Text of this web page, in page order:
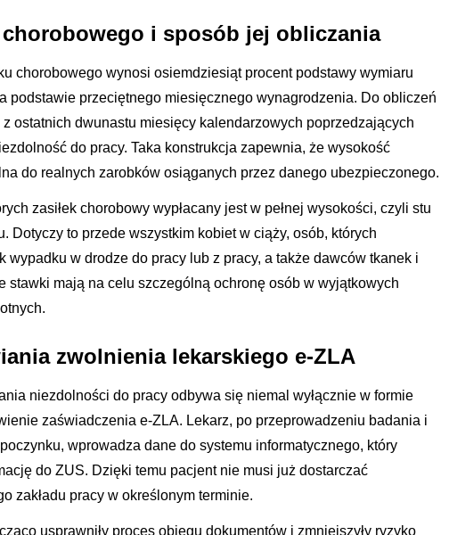
chorobowego i sposób jej obliczania
chorobowego wynosi osiemdziesiąt procent podstawy wymiaru
podstawie przeciętnego miesięcznego wynagrodzenia. Do obliczeń
ostatnich dwunastu miesięcy kalendarzowych poprzedzających
do pracy. Taka konstrukcja zapewnia, że wysokość
do realnych zarobków osiąganych przez danego ubezpieczonego.
zasiłek chorobowy wypłacany jest w pełnej wysokości, czyli stu
Dotyczy to przede wszystkim kobiet w ciąży, osób, których
wypadku w drodze do pracy lub z pracy, a także dawców tkanek i
stawki mają na celu szczególną ochronę osób w wyjątkowych
zwolnienia lekarskiego e-ZLA
niezdolności do pracy odbywa się niemal wyłącznie w formie
zaświadczenia e-ZLA. Lekarz, po przeprowadzeniu badania i
wprowadza dane do systemu informatycznego, który
do ZUS. Dzięki temu pacjent nie musi już dostarczać
zakładu pracy w określonym terminie.
usprawniły proces obiegu dokumentów i zmniejszyły ryzyko